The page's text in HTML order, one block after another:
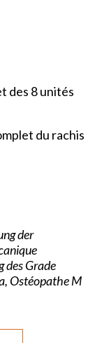
des 8 unités
du rachis
der
des Grade
Ostéopathe M